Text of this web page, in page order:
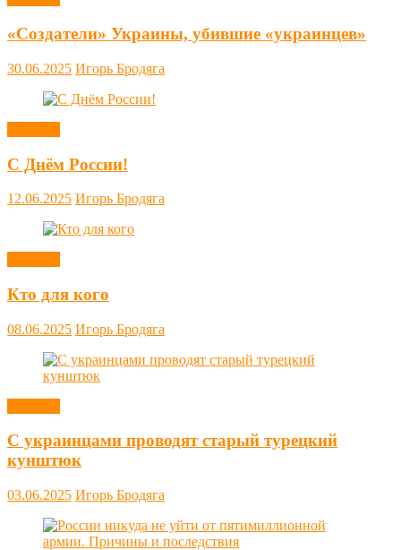
«Создатели» Украины, убившие «украинцев»
30.06.2025 Игорь Бродяга
С Днём России!
12.06.2025 Игорь Бродяга
Кто для кого
08.06.2025 Игорь Бродяга
С украинцами проводят старый турецкий
кунштюк
03.06.2025 Игорь Бродяга